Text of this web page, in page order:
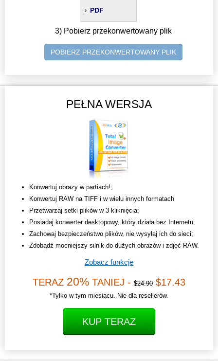
PDF
3) Pobierz przekonwertowany plik
POBIERZ PRZEKONWERTOWANY PLIK
PEŁNA WERSJA
Konwertuj obrazy w partiach!;
Konwertuj RAW na TIFF i w wielu innych formatach
Przetwarzaj setki plików w 3 kliknięcia;
Posiadaj konwerter desktopowy, który działa bez Internetu;
Zachowaj bezpieczeństwo plików, nie wysyłaj ich do sieci;
Zdobądź mocniejszy silnik do dużych obrazów i zdjęć RAW.
Zobacz funkcje
TERAZ 20% TANIEJ - $24.90 $17.43
*Tylko w tym miesiącu. Nie dla resellerów.
KUP TERAZ